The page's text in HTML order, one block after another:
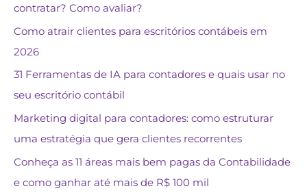
contratar? Como avaliar?
Como atrair clientes para escritórios contábeis em
2026
31 Ferramentas de IA para contadores e quais usar no
seu escritório contábil
Marketing digital para contadores: como estruturar
uma estratégia que gera clientes recorrentes
Conheça as 11 áreas mais bem pagas da Contabilidade
e como ganhar até mais de R$ 100 mil